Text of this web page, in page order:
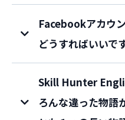
Facebookアカウ
どうすればいいで
Skill Hunter
ろんな違った物語